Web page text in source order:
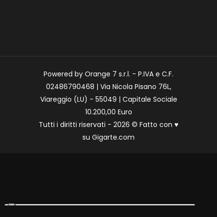
Powered by Orange 7 s.r.l. - P.IVA e C.F.
02486790468 | Via Nicola Pisano 76L,
Viareggio (LU) - 55049 | Capitale Sociale
10.200,00 Euro
Tutti i diritti riservati - 2026 © Fatto con ♥
su Gigarte.com